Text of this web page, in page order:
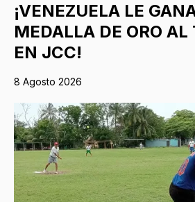
¡VENEZUELA LE
MEDALLA DE ORO AL
EN JCC!
8 Agosto 2026